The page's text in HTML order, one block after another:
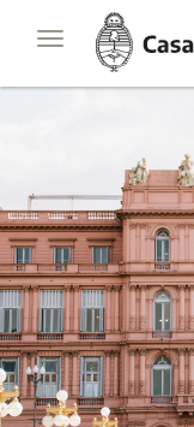
Toggle
navigation
Casa
Rosada
Presidencia
de